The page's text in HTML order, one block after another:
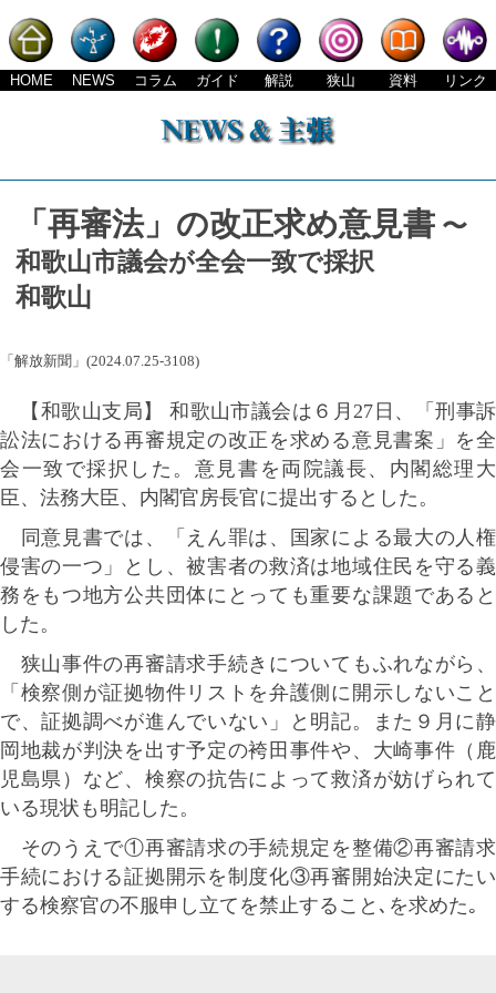
HOME NEWS コラム ガイド 解説 狭山 資料 リンク
「再審法」の改正求め意見書 〜
和歌山市議会が全会一致で採択
和歌山
「解放新聞」(2024.07.25-3108)
【和歌山支局】 和歌山市議会は６月27日、「刑事訴
訟法における再審規定の改正を求める意見書案」を全
会一致で採択した。意見書を両院議長、内閣総理大
臣、法務大臣、内閣官房長官に提出するとした。
同意見書では、「えん罪は、国家による最大の人権
侵害の一つ」とし、被害者の救済は地域住民を守る義
務をもつ地方公共団体にとっても重要な課題であると
した。
狭山事件の再審請求手続きについてもふれながら、
「検察側が証拠物件リストを弁護側に開示しないこと
で、証拠調べが進んでいない」と明記。また９月に静
岡地裁が判決を出す予定の袴田事件や、大崎事件（鹿
児島県）など、検察の抗告によって救済が妨げられて
いる現状も明記した。
そのうえで①再審請求の手続規定を整備②再審請求
手続における証拠開示を制度化③再審開始決定にたい
する検察官の不服申し立てを禁止すること､を求めた｡